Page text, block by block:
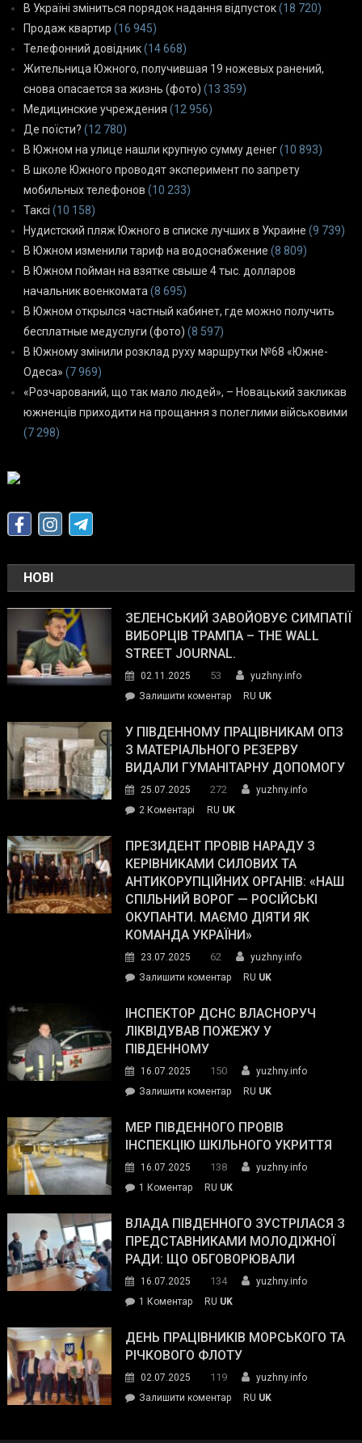
В Україні зміниться порядок надання відпусток(18 720)
Продаж квартир (16 945)
Телефонний довідник(14 668)
Жительница Южного, получившая 19 ножевых ранений,
снова опасается за жизнь (фото) (13 359)
Медицинские учреждения (12 956)
Де поїсти? (12 780)
В Южном на улице нашли крупную сумму денег(10 893)
В школе Южного проводят эксперимент по запрету
мобильных телефонов (10 233)
Таксі (10 158)
Нудистский пляж Южного в списке лучших в Украине (9 739)
В Южном изменили тариф на водоснабжение (8 809)
В Южном пойман на взятке свыше 4 тыс. долларов
начальник военкомата (8 695)
В Южном открылся частный кабинет, где можно получить
бесплатные медуслуги (фото) (8 597)
В Южному змінили розклад руху маршрутки №68 «Южне-
Одеса» (7 969)
«Розчарований, що так мало людей», – Новацький закликав
южненців приходити на прощання з полеглими військовими
(7 298)
НОВІ
ЗЕЛЕНСЬКИЙ ЗАВОЙОВУЄ СИМПАТІЇ
ВИБОРЦІВ ТРАМПА – THE WALL
STREET JOURNAL.
02.11.2025 53
yuzhny.info
Залишити коментарon
завойовує
симпатії
виборців
The
Street
Journal.
RU UK
У ПІВДЕННОМУ ПРАЦІВНИКАМ ОПЗ
З МАТЕРІАЛЬНОГО РЕЗЕРВУ
ВИДАЛИ ГУМАНІТАРНУ ДОПОМОГУ
25.07.2025 272
yuzhny.info
2 Коментарі
Південному
працівникам
ОПЗ
з
матеріального
резерву
гуманітарну
допомогу
RU UK
ПРЕЗИДЕНТ ПРОВІВ НАРАДУ З
КЕРІВНИКАМИ СИЛОВИХ ТА
АНТИКОРУПЦІЙНИХ ОРГАНІВ: «НАШ
СПІЛЬНИЙ ВОРОГ — РОСІЙСЬКІ
ОКУПАНТИ. МАЄМО ДІЯТИ ЯК
КОМАНДА УКРАЇНИ»
23.07.2025 62
yuzhny.info
Залишити коментарon
провів
нараду
силових
та
органів:
«Наш
спільний
окупанти.
Маємо
діяти
команда
RU UK
ІНСПЕКТОР ДСНС ВЛАСНОРУЧ
ЛІКВІДУВАВ ПОЖЕЖУ У
ПІВДЕННОМУ
16.07.2025 150
yuzhny.info
Залишити коментарon
ДСНС
власноруч
пожежу
у
RU UK
МЕР ПІВДЕННОГО ПРОВІВ
ІНСПЕКЦІЮ ШКІЛЬНОГО УКРИТТЯ
16.07.2025 138
yuzhny.info
1 Коментардо
Південного
провів
інспекцію
укриття
RU UK
ВЛАДА ПІВДЕННОГО ЗУСТРІЛАСЯ З
ПРЕДСТАВНИКАМИ МОЛОДІЖНОЇ
РАДИ: ЩО ОБГОВОРЮВАЛИ
16.07.2025 134
yuzhny.info
1 Коментардо
Південного
зустрілася
представниками
молодіжної
RU UK
ДЕНЬ ПРАЦІВНИКІВ МОРСЬКОГО ТА
РІЧКОВОГО ФЛОТУ
02.07.2025 119
yuzhny.info
Залишити коментарon
RU UK